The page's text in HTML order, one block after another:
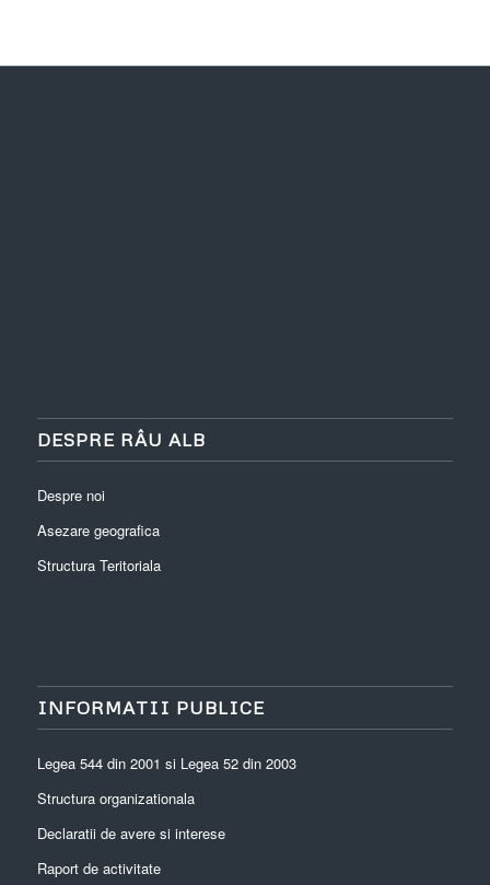
DESPRE RÂU ALB
Despre noi
Asezare geografica
Structura Teritoriala
INFORMATII PUBLICE
Legea 544 din 2001 si Legea 52 din 2003
Structura organizationala
Declaratii de avere si interese
Raport de activitate